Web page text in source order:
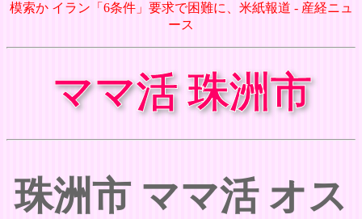
模索か イラン「6条件」要求で困難に、米紙報道 - 産経ニュ
ース
ママ活 珠洲市
珠洲市 ママ活 オス